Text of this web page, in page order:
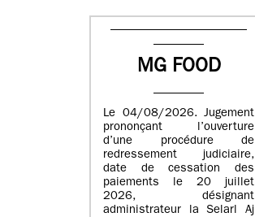
MG FOOD
Le 04/08/2026. Jugement
prononçant l’ouverture
d’une procédure de
redressement judiciaire,
date de cessation des
paiements le 20 juillet
2026, désignant
administrateur la Selarl Aj